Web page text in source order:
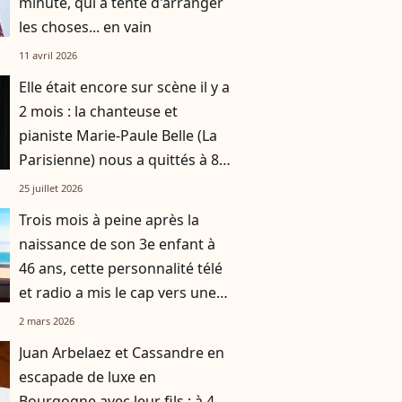
les choses... en vain
11 avril 2026
Elle était encore sur scène il y a
2 mois : la chanteuse et
pianiste Marie-Paule Belle (La
Parisienne) nous a quittés à 80
ans
25 juillet 2026
Trois mois à peine après la
naissance de son 3e enfant à
46 ans, cette personnalité télé
et radio a mis le cap vers une
destination chic et prisée
2 mars 2026
Juan Arbelaez et Cassandre en
escapade de luxe en